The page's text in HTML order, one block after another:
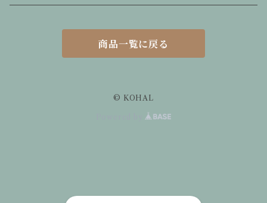
商品一覧に戻る
© KOHAL
Powered by